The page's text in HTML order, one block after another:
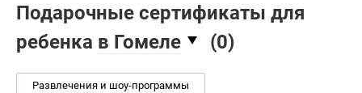
Подарочные сертификаты для
ребенка в Гомеле (0)
Развлечения и шоу-программы